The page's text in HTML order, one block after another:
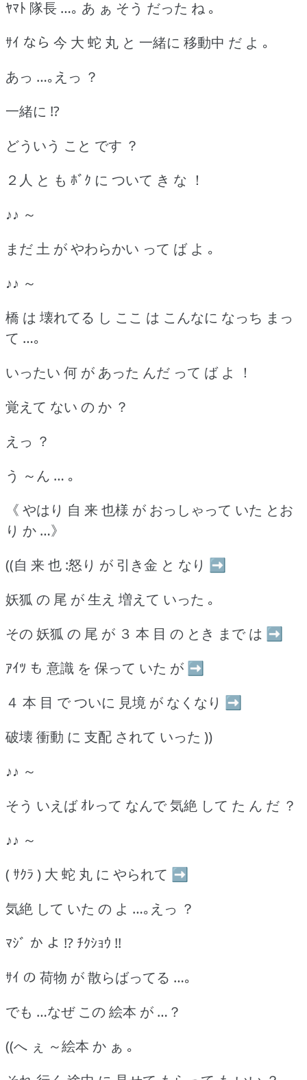
ﾔﾏﾄ 隊長 …｡ あ ぁ そう だった ね ｡
ｻｲ なら 今 大 蛇 丸 と 一緒に 移動中 だ よ ｡
あっ …｡えっ ？
一緒に !?
どういう こと です ？
２人 と も ﾎﾞｸ に ついて き な ！
♪♪ ～
まだ 土 が やわらかい って ば よ ｡
♪♪ ～
橋 は 壊れてる し ここ は こんなに なっち まっ
て …｡
いったい 何 が あった んだ って ば よ ！
覚えて ない の か ？
えっ ？
う ～ん … ｡
《 やはり 自 来 也様 が おっしゃって いた とお
り か …》
((自 来 也 :怒り が 引き金 と なり ➡
妖狐 の 尾 が 生え 増えて いった ｡
その 妖狐 の 尾 が ３ 本 目 の とき まで は ➡
ｱｲﾂ も 意識 を 保って いた が ➡
４ 本 目 で ついに 見境 が なくなり ➡
破壊 衝動 に 支配 されて いった ))
♪♪ ～
そう いえば ｵﾚって なんで 気絶 して た ん だ ？
♪♪ ～
( ｻｸﾗ ) 大 蛇 丸 に やられて ➡
気絶 して いた の よ …｡えっ ？
ﾏｼﾞ か よ !? ﾁｸｼｮｳ !!
ｻｲ の 荷物 が 散らばってる …｡
でも …なぜ この 絵本 が …？
((へ ぇ ～絵本 か ぁ ｡